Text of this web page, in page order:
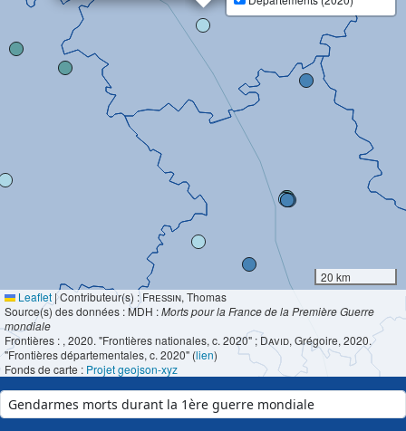
20 km
Leaflet |Contributeur(s) :Fressin, Thomas
Source(s) des données : MDH :Morts pour la France de la Première Guerre
mondiale
Frontières : , 2020. "Frontières nationales, c. 2020" ; David, Grégoire, 2020.
"Frontières départementales, c. 2020" (lien)
Fonds de carte : Projet geojson-xyz